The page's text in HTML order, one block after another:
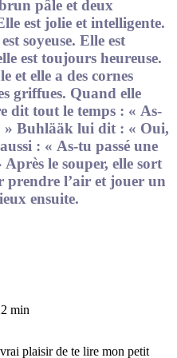
pâle et deux
est jolie et intelligente.
soyeuse. Elle est
est toujours heureuse.
et elle a des cornes
griffues. Quand elle
dit tout le temps : « As-
» Buhlääk lui dit : « Oui,
: « As-tu passé une
le souper, elle sort
prendre l’air et jouer un
ensuite.
min
plaisir de te lire mon petit